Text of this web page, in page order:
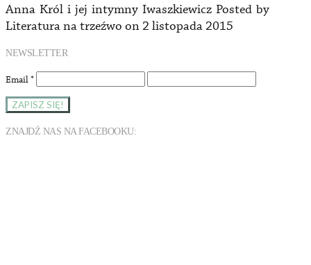
Anna Król i jej intymny Iwaszkiewicz Posted by
Literatura na trzeźwo on 2 listopada 2015
NEWSLETTER
Email*
ZNAJDŹ NAS NA FACEBOOKU: